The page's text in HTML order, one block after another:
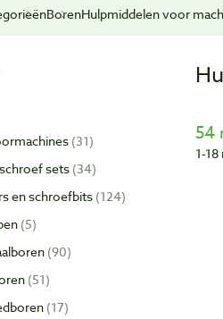
BorenHulpmiddelen voor
31
sets 34
en schroefbits 124
5
90
51
17
54
1-